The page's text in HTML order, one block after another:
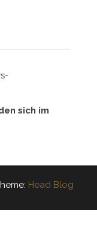
sich im
Head Blog